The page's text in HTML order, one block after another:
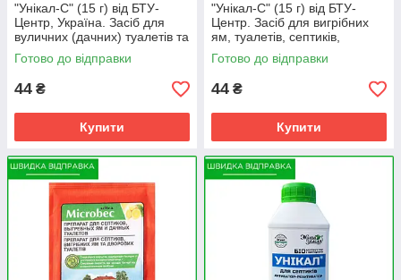
"Унікал-С" (15 г) від БТУ-
Центр, Україна. Засіб для
вуличних (дачних) туалетів та
компостів.
Готово до відправки
44 ₴
Купити
"Унікал-С" (15 г) від БТУ-
Центр. Засіб для вигрібних
ям, туалетів, септиків,
каналізаційних труб.
Готово до відправки
44 ₴
Купити